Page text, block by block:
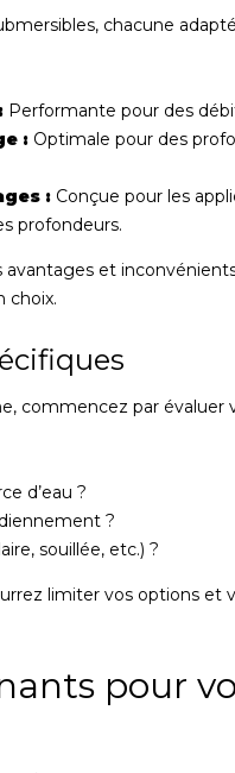
chacune
Performante pour des
: Optimale pour des
: Conçue pour les
profondeurs.
et
choix.
commencez par évaluer
d’eau ?
?
souillée, etc.) ?
limiter vos options
pour